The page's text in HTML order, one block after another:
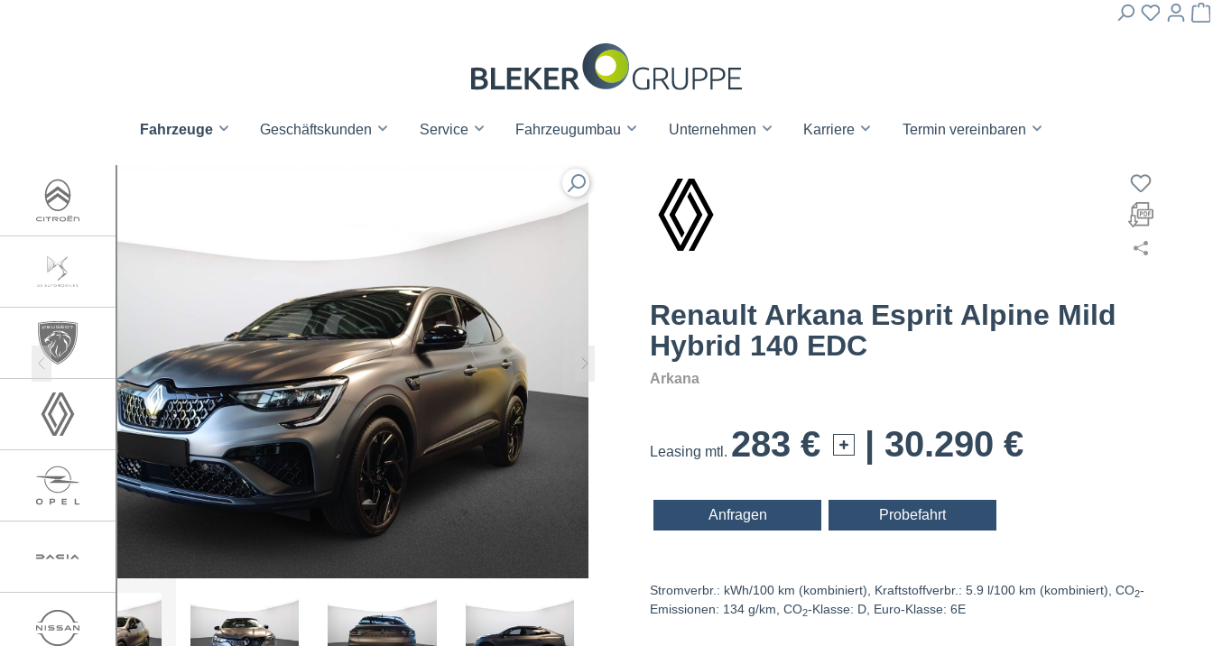
Fahrzeuge Geschäftskunden Service Fahrzeugumbau Unternehmen Karriere Termin vereinbaren
Renault Arkana Esprit Alpine Mild
Hybrid 140 EDC
Arkana
Leasing mtl. 283 € | 30.290 €
Anfragen Probefahrt
Stromverbr.: kWh/100 km (kombiniert), Kraftstoffverbr.: 5.9 l/100 km (kombiniert), CO2-
Emissionen: 134 g/km, CO2-Klasse: D, Euro-Klasse: 6E